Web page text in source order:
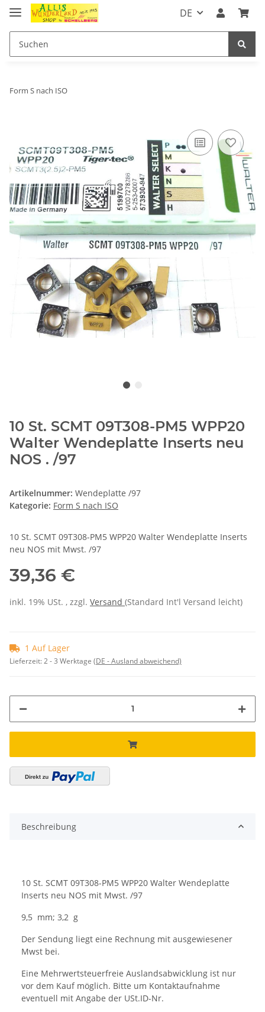
DE
Form S nach ISO
10 St. SCMT 09T308-PM5 WPP20
Walter Wendeplatte Inserts neu
NOS . /97
Artikelnummer: Wendeplatte /97
Kategorie: Form S nach ISO
10 St. SCMT 09T308-PM5 WPP20 Walter Wendeplatte Inserts
neu NOS mit Mwst. /97
39,36 €
inkl. 19% USt. , zzgl. Versand (Standard Int'l Versand leicht)
1 Auf Lager
Lieferzeit:2 - 3 Werktage (DE - Ausland abweichend)
Beschreibung
10 St. SCMT 09T308-PM5 WPP20 Walter Wendeplatte
Inserts neu NOS mit Mwst. /97
9,5 mm; 3,2 g
Der Sendung liegt eine Rechnung mit ausgewiesener
Mwst bei.
Eine Mehrwertsteuerfreie Auslandsabwicklung ist nur
vor dem Kauf möglich. Bitte um Kontaktaufnahme
eventuell mit Angabe der USt.ID-Nr.